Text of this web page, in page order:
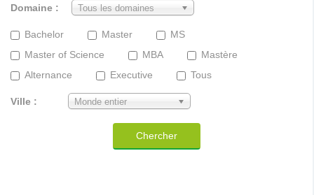
Domaine : Tous les domaines
Bachelor Master
MS
Master of Science
MBA
Mastère
Alternance
Executive Tous
Ville : Monde entier
Chercher